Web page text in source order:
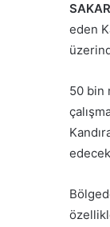
eden
50 bin